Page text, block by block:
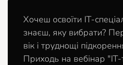
Хочеш освоїти ІТ-
знаєш, яку вибрати?
вік і труднощі
Приходь на вебінар "IT-